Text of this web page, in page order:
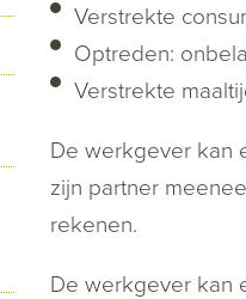
Verstrekte
Optreden:
Verstrekte
De werkgever kan
zijn partner
rekenen.
De werkgever kan